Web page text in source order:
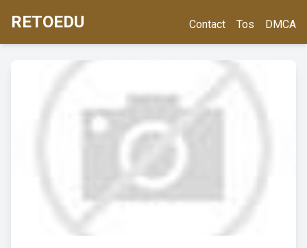
RETOEDU Contact Tos DMCA